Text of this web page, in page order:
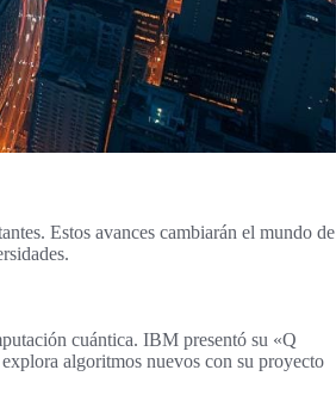
Estos avances cambiarán el mundo de
cuántica. IBM presentó su «Q
algoritmos nuevos con su proyecto